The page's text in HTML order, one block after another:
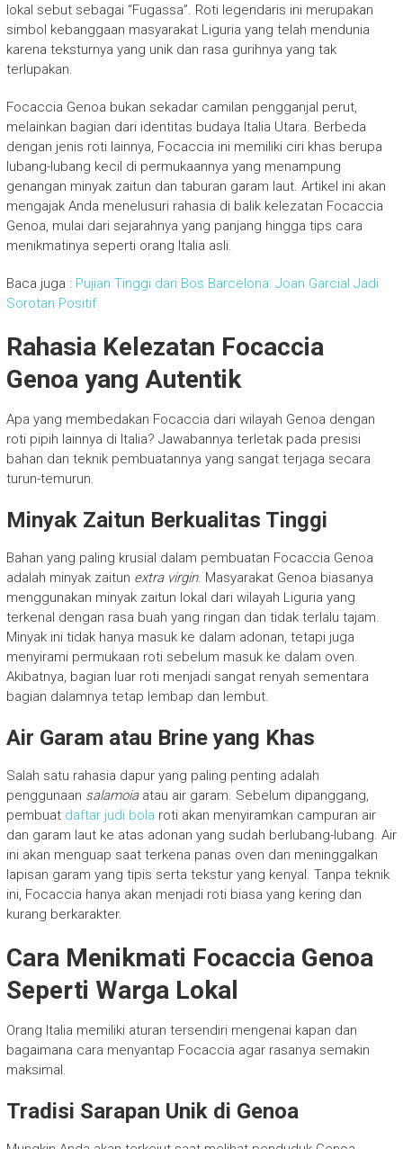
lokal sebut sebagai “Fugassa”. Roti legendaris ini merupakan
simbol kebanggaan masyarakat Liguria yang telah mendunia
karena teksturnya yang unik dan rasa gurihnya yang tak
terlupakan.
Focaccia Genoa bukan sekadar camilan pengganjal perut,
melainkan bagian dari identitas budaya Italia Utara. Berbeda
dengan jenis roti lainnya, Focaccia ini memiliki ciri khas berupa
lubang-lubang kecil di permukaannya yang menampung
genangan minyak zaitun dan taburan garam laut. Artikel ini akan
mengajak Anda menelusuri rahasia di balik kelezatan Focaccia
Genoa, mulai dari sejarahnya yang panjang hingga tips cara
menikmatinya seperti orang Italia asli.
Baca juga : Pujian Tinggi dari Bos Barcelona: Joan Garcial Jadi
Sorotan Positif
Rahasia Kelezatan Focaccia
Genoa yang Autentik
Apa yang membedakan Focaccia dari wilayah Genoa dengan
roti pipih lainnya di Italia? Jawabannya terletak pada presisi
bahan dan teknik pembuatannya yang sangat terjaga secara
turun-temurun.
Minyak Zaitun Berkualitas Tinggi
Bahan yang paling krusial dalam pembuatan Focaccia Genoa
adalah minyak zaitun extra virgin. Masyarakat Genoa biasanya
menggunakan minyak zaitun lokal dari wilayah Liguria yang
terkenal dengan rasa buah yang ringan dan tidak terlalu tajam.
Minyak ini tidak hanya masuk ke dalam adonan, tetapi juga
menyirami permukaan roti sebelum masuk ke dalam oven.
Akibatnya, bagian luar roti menjadi sangat renyah sementara
bagian dalamnya tetap lembap dan lembut.
Air Garam atau Brine yang Khas
Salah satu rahasia dapur yang paling penting adalah
penggunaan salamoiaatau air garam. Sebelum dipanggang,
pembuat daftar judi bola roti akan menyiramkan campuran air
dan garam laut ke atas adonan yang sudah berlubang-lubang. Air
ini akan menguap saat terkena panas oven dan meninggalkan
lapisan garam yang tipis serta tekstur yang kenyal. Tanpa teknik
ini, Focaccia hanya akan menjadi roti biasa yang kering dan
kurang berkarakter.
Cara Menikmati Focaccia Genoa
Seperti Warga Lokal
Orang Italia memiliki aturan tersendiri mengenai kapan dan
bagaimana cara menyantap Focaccia agar rasanya semakin
maksimal.
Tradisi Sarapan Unik di Genoa